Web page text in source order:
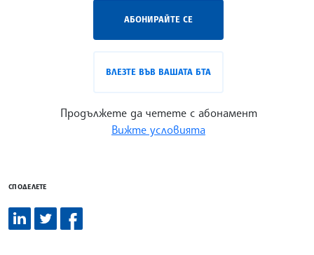
АБОНИРАЙТЕ СЕ
ВЛЕЗТЕ ВЪВ ВАШАТА БТА
Продължете да четете с абонамент
Вижте условията
СПОДЕЛЕТЕ